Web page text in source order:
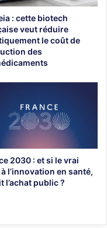
: cette biotech
veut réduire
le coût de
des
2030 : et si le vrai
l’innovation en santé,
l’achat public ?